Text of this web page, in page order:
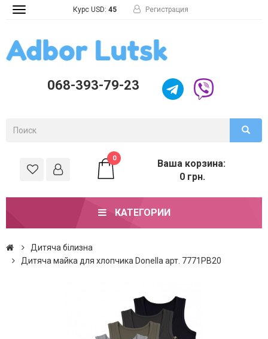
Toggle
Курс USD: 45 Регистрация
068-393-79-23
0
Ваша корзина:
0 грн.
КАТЕГОРИИ
Дитяча білизна
Дитяча майка для хлопчика Donella арт. 7771PB20